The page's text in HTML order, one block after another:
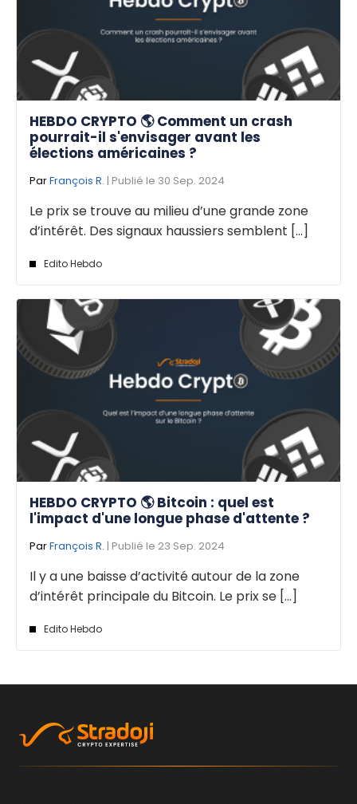
HEBDO CRYPTO 🌎 Comment un crash
pourrait-il s'envisager avant les
élections américaines ?
ParFrançois R. | Publié le 30 Sep. 2024
Le prix se trouve au milieu d’une grande zone
d’intérêt. Des signaux haussiers semblent [...]
Edito Hebdo
HEBDO CRYPTO 🌎 Bitcoin : quel est
l'impact d'une longue phase d'attente ?
ParFrançois R. | Publié le 23 Sep. 2024
Il y a une baisse d’activité autour de la zone
d’intérêt principale du Bitcoin. Le prix se [...]
Edito Hebdo